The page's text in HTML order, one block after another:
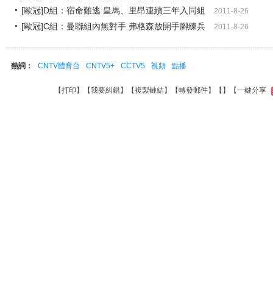
[歐冠]D組：宿命難逃 皇馬、里昂連續三年入同組 2011-8-26
[歐冠]C組：曼聯組內無對手 弗格森放開手腳練兵 2011-8-26
熱詞： CNTV體育台 CNTV5+ CCTV5 視頻 點播
【打印 】【我要糾錯】【複製鏈結】【轉發郵件】【 】 【一鍵分享